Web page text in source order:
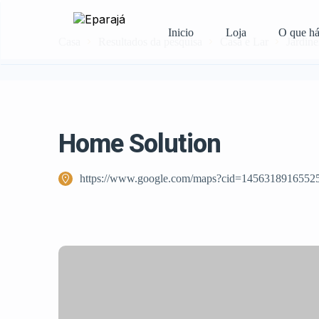
Inicio Loja O que
Casa e Lar
Home Solution
https://www.google.com/